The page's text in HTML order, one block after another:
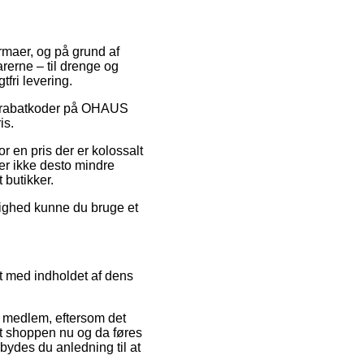
og på grund af
– til drenge og
levering.
på OHAUS
en pris der er kolossalt
ikke desto mindre
butikker.
kunne du bruge et
med indholdet af dens
eftersom det
shoppen nu og da føres
du anledning til at